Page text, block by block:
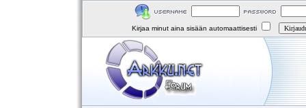
Kirjaa minut aina sisään automaattisesti